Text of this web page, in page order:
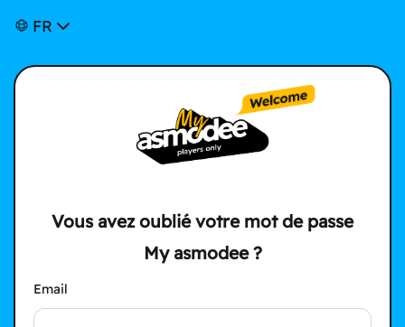
FR
Vous avez oublié votre mot de passe
My asmodee ?
Email